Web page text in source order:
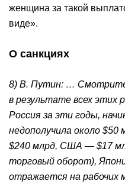
женщина за такой
виде».
О санкциях
8) В. Путин: …
в результате всех этих
Россия за эти годы,
недополучила около
$240 млрд, США — $17
торговый оборот),
отражается на рабочих